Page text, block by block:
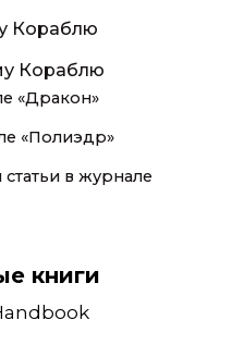
Кораблю
Кораблю
«Дракон»
«Полиэдр»
в журнале
книги